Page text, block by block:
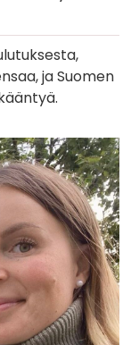
ja Suomen